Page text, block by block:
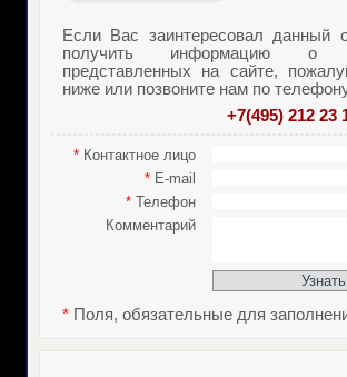
Если Вас заинтересовал данный
получить информацию о
представленных на сайте,
ниже или позвоните нам по
+7(495) 212 23
*Контактное лицо
*E-mail
*Телефон
Комментарий
*Поля, обязательные для